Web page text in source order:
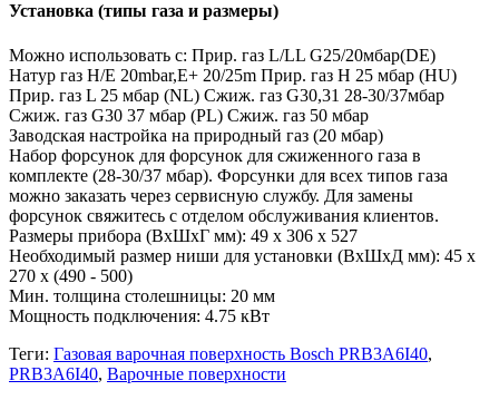
Установка (типы газа и размеры)
Можно использовать с: Прир. газ L/LL G25/20мбар(DE)
Натур газ H/E 20mbar,E+ 20/25m Прир. газ H 25 мбар (HU)
Прир. газ L 25 мбар (NL) Сжиж. газ G30,31 28-30/37мбар
Сжиж. газ G30 37 мбар (PL) Сжиж. газ 50 мбар
Заводская настройка на природный газ (20 мбар)
Набор форсунок для форсунок для сжиженного газа в
комплекте (28-30/37 мбар). Форсунки для всех типов газа
можно заказать через сервисную службу. Для замены
форсунок свяжитесь с отделом обслуживания клиентов.
Размеры прибора (ВхШхГ мм): 49 x 306 x 527
Необходимый размер ниши для установки (ВхШхД мм): 45 x
270 x (490 - 500)
Мин. толщина столешницы: 20 мм
Мощность подключения: 4.75 кВт
Теги: Газовая варочная поверхность Bosch PRB3A6I40,
PRB3A6I40, Варочные поверхности